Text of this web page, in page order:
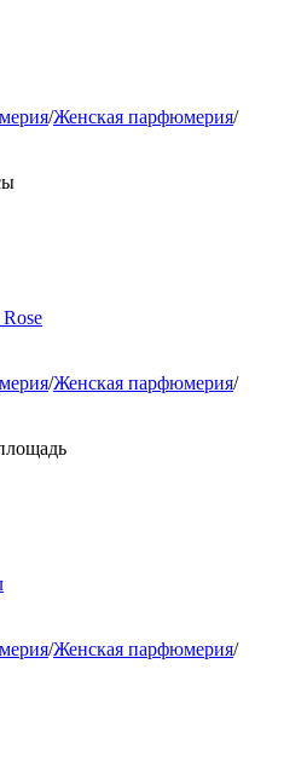
/Женская парфюмерия/
/Женская парфюмерия/
/Женская парфюмерия/